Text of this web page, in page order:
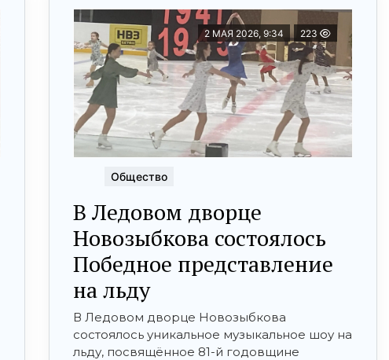
2 МАЯ 2026, 9:34 223
Общество
В Ледовом дворце
Новозыбкова состоялось
Победное представление
на льду
В Ледовом дворце Новозыбкова
состоялось уникальное музыкальное шоу на
льду, посвящённое 81-й годовщине